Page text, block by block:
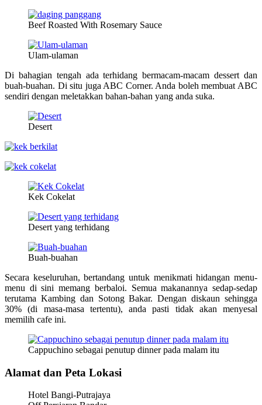
Beef Roasted With Rosemary Sauce
Ulam-ulaman
Di bahagian tengah ada terhidang bermacam-macam dessert dan
buah-buahan. Di situ juga ABC Corner. Anda boleh membuat ABC
sendiri dengan meletakkan bahan-bahan yang anda suka.
Desert
Kek Cokelat
Desert yang terhidang
Buah-buahan
Secara keseluruhan, bertandang untuk menikmati hidangan menu-
menu di sini memang berbaloi. Semua makanannya sedap-sedap
terutama Kambing dan Sotong Bakar. Dengan diskaun sehingga
30% (di masa-masa tertentu), anda pasti tidak akan menyesal
memilih cafe ini.
Cappuchino sebagai penutup dinner pada malam itu
Alamat dan Peta Lokasi
Hotel Bangi-Putrajaya